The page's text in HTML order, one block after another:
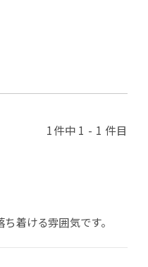
1件中 1 - 1 件目
着ける雰囲気です。